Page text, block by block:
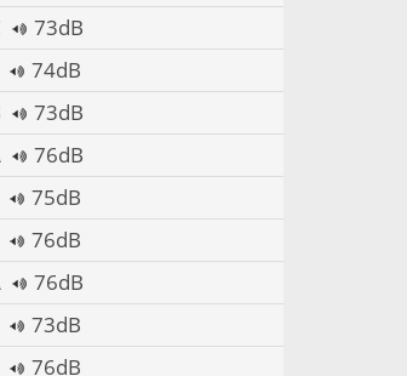
73dB
74dB
73dB
76dB
75dB
76dB
76dB
73dB
76dB